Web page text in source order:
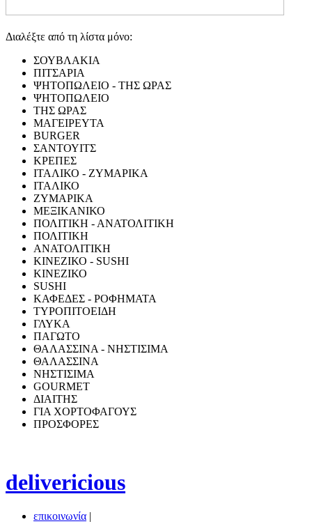
Διαλέξτε από τη λίστα μόνο:
ΣΟΥΒΛΑΚΙΑ
ΠΙΤΣΑΡΙΑ
ΨΗΤΟΠΩΛΕΙΟ - ΤΗΣ ΩΡΑΣ
ΨΗΤΟΠΩΛΕΙΟ
ΤΗΣ ΩΡΑΣ
ΜΑΓΕΙΡΕΥΤΑ
BURGER
ΣΑΝΤΟΥΙΤΣ
ΚΡΕΠΕΣ
ΙΤΑΛΙΚΟ - ΖΥΜΑΡΙΚΑ
ΙΤΑΛΙΚΟ
ΖΥΜΑΡΙΚΑ
ΜΕΞΙΚΑΝΙΚΟ
ΠΟΛΙΤΙΚΗ - ΑΝΑΤΟΛΙΤΙΚΗ
ΠΟΛΙΤΙΚΗ
ΑΝΑΤΟΛΙΤΙΚΗ
ΚΙΝΕΖΙΚΟ - SUSHI
ΚΙΝΕΖΙΚΟ
SUSHI
ΚΑΦΕΔΕΣ - ΡΟΦΗΜΑΤΑ
ΤΥΡΟΠΙΤΟΕΙΔΗ
ΓΛΥΚΑ
ΠΑΓΩΤΟ
ΘΑΛΑΣΣΙΝΑ - ΝΗΣΤΙΣΙΜΑ
ΘΑΛΑΣΣΙΝΑ
ΝΗΣΤΙΣΙΜΑ
GOURMET
ΔΙΑΙΤΗΣ
ΓΙΑ ΧΟΡΤΟΦΑΓΟΥΣ
ΠΡΟΣΦΟΡΕΣ
delivericious
επικοινωνία |